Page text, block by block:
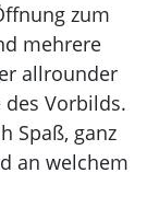
zum
mehrere
allrounder
Vorbilds.
Spaß, ganz
an welchem